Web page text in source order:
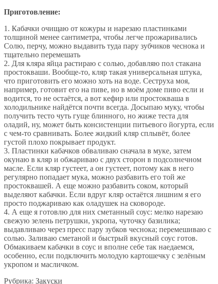
Приготовление:
1. Кабачки очищаю от кожуры и нарезаю пластинками
толщиной менее сантиметра, чтобы легче прожаривались
Солю, перчу, можно выдавить туда пару зубчиков чеснока и
тщательно перемешать
2. Для кляра яйца растираю с солью, добавляю пол стакана
простокваши. Вообще-то, кляр такая универсальная штука,
что приготовить его можно хоть на воде. Сеструха моя,
например, готовит его на пиве, но в моём доме пиво если и
водится, то не остаётся, а вот кефир или простокваша в
холодильнике найдётся почти всегда. Досыпаю муку, чтобы
получить тесто чуть гуще блинного, но жиже теста для
оладий, ну, может быть консистенции питьевого йогурта, если
с чем-то сравнивать. Более жидкий кляр сплывёт, более
густой плохо покрывает продукт.
3. Пластинки кабачков обваливаю сначала в муке, затем
окунаю в кляр и обжариваю с двух сторон в подсолнечном
масле. Если кляр густеет, а он густеет, потому как в него
регулярно попадает мука, можно разбавить его той же
простоквашей. А еще можно разбавить соком, который
выделяют кабачки. Если вдруг кляр остаётся лишним я его
просто поджариваю как оладушек на сковороде.
4. А еще я готовлю для них сметанный соус: мелко нарезаю
свежую зелень петрушки, укропа, чуточку базилика;
выдавливаю через пресс пару зубков чеснока; перемешиваю с
солью. Заливаю сметаной и быстрый вкусный соус готов.
Обмакиваем кабачки в соус и вполне себе так наедаемся,
особенно, если подключить молодую картошечку с зелёным
укропом и масличком.
Рубрика: Закуски